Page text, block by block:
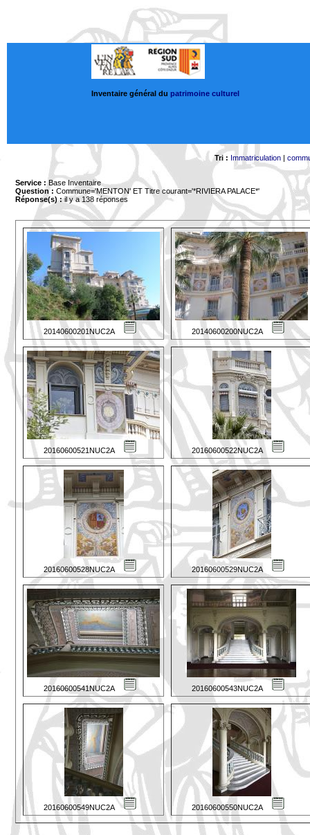
Inventaire général du patrimoine culturel
Tri : Immatriculation|
Service : Base Inventaire
Question : Commune='MENTON' ET Titre courant='*RIVIERA PALACE*'
Réponse(s) :il y a 138 réponses
20140600201NUC2A 20140600200NUC2A
20160600521NUC2A 20160600522NUC2A
20160600528NUC2A 20160600529NUC2A
20160600541NUC2A 20160600543NUC2A
20160600549NUC2A 20160600550NUC2A